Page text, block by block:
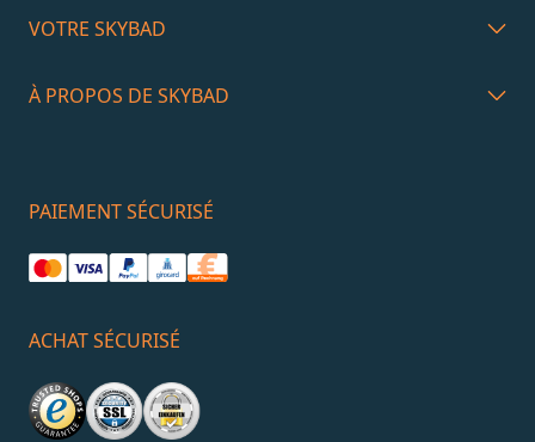
VOTRE SKYBAD
À PROPOS DE SKYBAD
PAIEMENT SÉCURISÉ
ACHAT SÉCURISÉ